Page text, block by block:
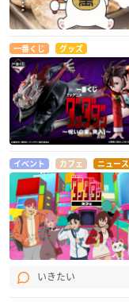
一番くじ グッズ
イベント カフェ ニュース
いきたい